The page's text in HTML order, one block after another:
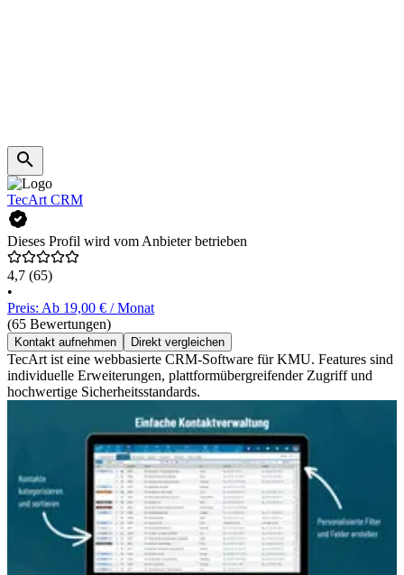
TecArt CRM
Dieses Profil wird vom Anbieter betrieben
4,7 (65)
•
Preis: Ab 19,00 € / Monat
(65 Bewertungen)
Kontakt aufnehmen Direkt vergleichen
TecArt ist eine webbasierte CRM-Software für KMU. Features sind
individuelle Erweiterungen, plattformübergreifender Zugriff und
hochwertige Sicherheitsstandards.